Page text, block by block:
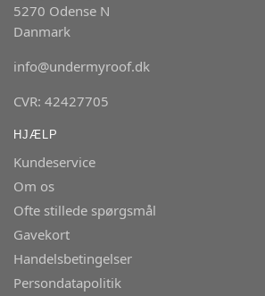
5270 Odense N
Danmark
info@undermyroof.dk
CVR: 42427705
HJÆLP
Kundeservice
Om os
Ofte stillede spørgsmål
Gavekort
Handelsbetingelser
Persondatapolitik